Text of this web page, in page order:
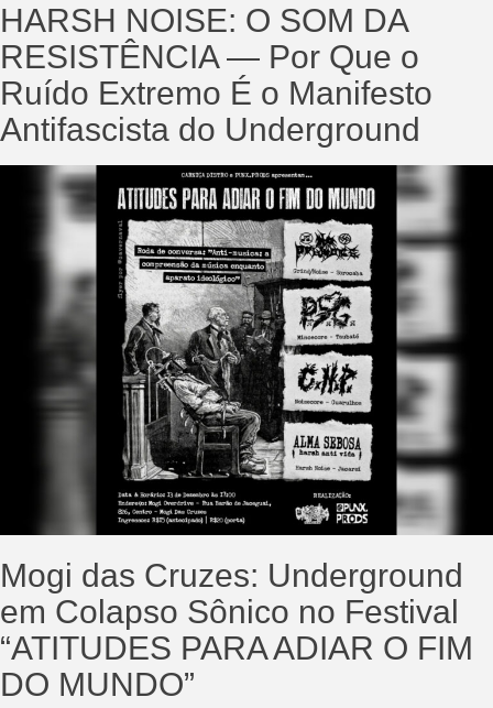
HARSH NOISE: O SOM DA
RESISTÊNCIA — Por Que o
Ruído Extremo É o Manifesto
Antifascista do Underground
Mogi das Cruzes: Underground
em Colapso Sônico no Festival
“ATITUDES PARA ADIAR O FIM
DO MUNDO”